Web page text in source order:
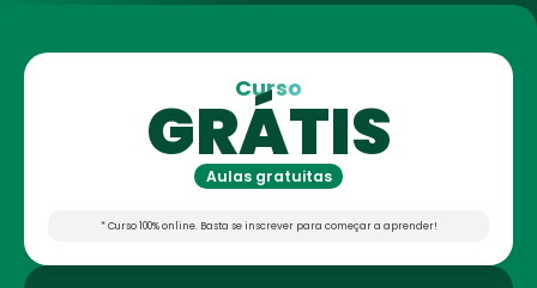
Curso
GRÁTIS
Aulas gratuitas
* Curso 100% online. Basta se inscrever para começar a aprender!